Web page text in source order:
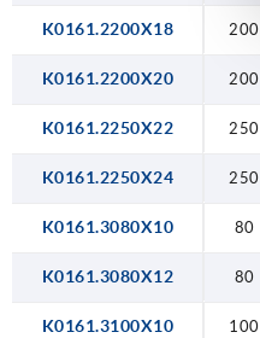
K0161.2200X18 200
K0161.2200X20 200
K0161.2250X22 250
K0161.2250X24 250
K0161.3080X10 80
K0161.3080X12 80
K0161.3100X10 100